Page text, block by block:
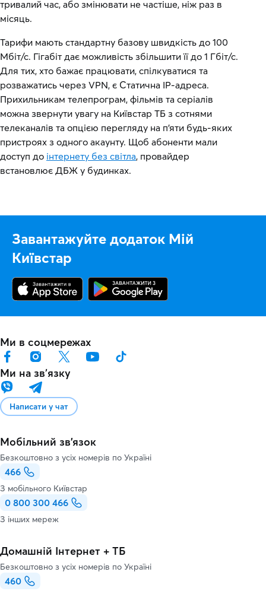
тривалий час, або змінювати не частіше, ніж раз в
місяць.
Тарифи мають стандартну базову швидкість до 100
Мбіт/с. Гігабіт дає можливість збільшити її до 1 Гбіт/с.
Для тих, хто бажає працювати, спілкуватися та
розважатись через VPN, є Статична IP-адреса.
Прихильникам телепрограм, фільмів та серіалів
можна звернути увагу на Київстар ТБ з сотнями
телеканалів та опцією перегляду на п'яти будь-яких
пристроях з одного акаунту. Щоб абоненти мали
доступ до інтернету без світла, провайдер
встановлює ДБЖ у будинках.
Завантажуйте додаток Мій
Київстар
Ми в соцмережах
Ми на звʼязку
Написати у чат
Мобільний зв'язок
Безкоштовно з усіх номерів по Україні
466
З мобільного Київстар
0 800 300 466
З інших мереж
Домашній Інтернет + ТБ
Безкоштовно з усіх номерів по Україні
460